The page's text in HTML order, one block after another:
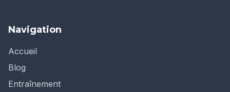
Navigation
Accueil
Blog
Entraînement